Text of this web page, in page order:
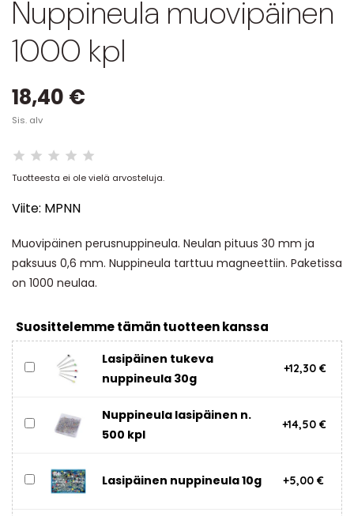
Nuppineula muovipäinen
1000 kpl
18,40 €
Sis. alv
Tuotteesta ei ole vielä arvosteluja.
Viite: MPNN
Muovipäinen perusnuppineula. Neulan pituus 30 mm ja
paksuus 0,6 mm. Nuppineula tarttuu magneettiin. Paketissa
on 1000 neulaa.
Suosittelemme tämän tuotteen kanssa
Lasipäinen tukeva
nuppineula 30g
+12,30 €
Nuppineula lasipäinen n.
500 kpl
+14,50 €
Lasipäinen nuppineula 10g +5,00 €